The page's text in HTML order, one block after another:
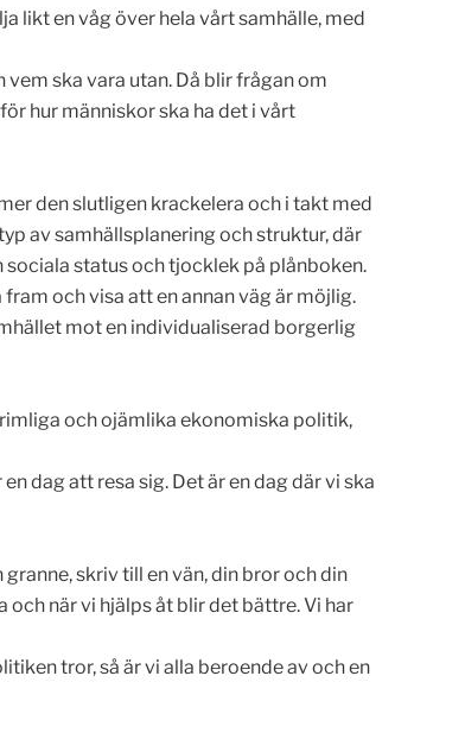
likt en våg över hela vårt samhälle, med
ska vara utan. Då blir frågan om
hur människor ska ha det i vårt
den slutligen krackelera och i takt med
av samhällsplanering och struktur, där
status och tjocklek på plånboken.
och visa att en annan väg är möjlig.
mot en individualiserad borgerlig
och ojämlika ekonomiska politik,
dag att resa sig. Det är en dag där vi ska
granne, skriv till en vän, din bror och din
och när vi hjälps åt blir det bättre. Vi har
tror, så är vi alla beroende av och en